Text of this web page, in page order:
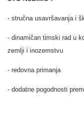
- stručna usavršavanja i
- dinamičan timski rad u
zemlji i inozemstvu
- redovna primanja
- dodatne pogodnosti